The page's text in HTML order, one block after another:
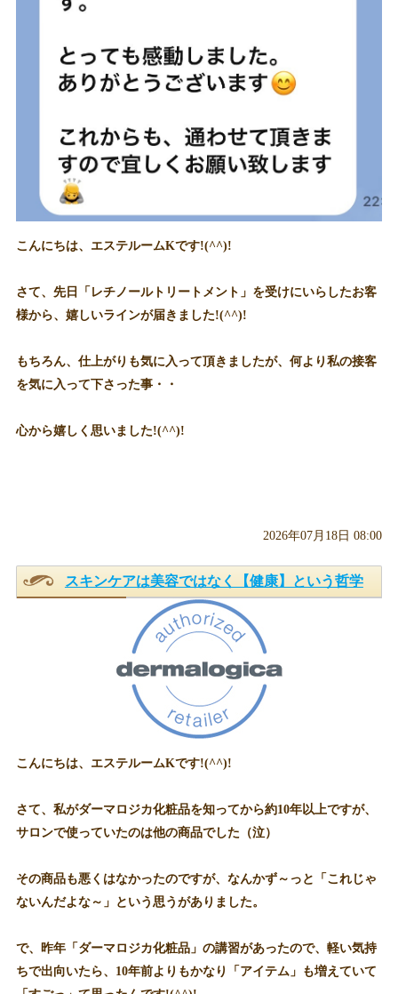
こんにちは、エステルームKです!(^^)!
さて、先日「レチノールトリートメント」を受けにいらしたお客
様から、嬉しいラインが届きました!(^^)!
もちろん、仕上がりも気に入って頂きましたが、何より私の接客
を気に入って下さった事・・
心から嬉しく思いました!(^^)!
2026年07月18日 08:00
スキンケアは美容ではなく【健康】という哲学
こんにちは、エステルームKです!(^^)!
さて、私がダーマロジカ化粧品を知ってから約10年以上ですが、
サロンで使っていたのは他の商品でした（泣）
その商品も悪くはなかったのですが、なんかず～っと「これじゃ
ないんだよな～」という思うがありました。
で、昨年「ダーマロジカ化粧品」の講習があったので、軽い気持
ちで出向いたら、10年前よりもかなり「アイテム」も増えていて